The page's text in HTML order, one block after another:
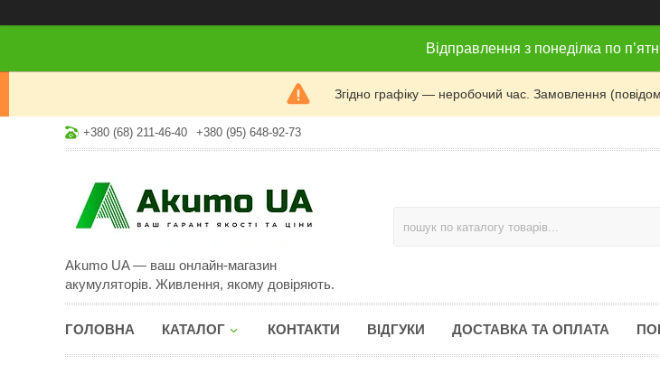
Відправлення з понеділка по
Згідно графіку — неробочий час. Замовлення
+380 (68) 211-46-40 +380 (95) 648-92-73
Akumo UA — ваш онлайн-магазин
акумуляторів. Живлення, якому довіряють.
ГОЛОВНА КАТАЛОГ КОНТАКТИ ВІДГУКИ ДОСТАВКА ТА ОПЛАТА